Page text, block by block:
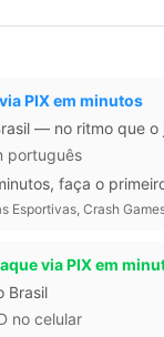
PIX em minutos
— no ritmo que
português
faça o
Esportivas, Crash
via PIX em
Brasil
no celular